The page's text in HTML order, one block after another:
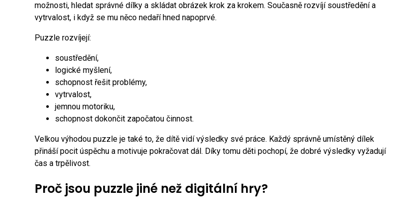
možnosti, hledat správné dílky a skládat obrázek krok za krokem. Současně rozvíjí soustředění a
vytrvalost, i když se mu něco nedaří hned napoprvé.
Puzzle rozvíjejí:
soustředění,
logické myšlení,
schopnost řešit problémy,
vytrvalost,
jemnou motoriku,
schopnost dokončit započatou činnost.
Velkou výhodou puzzle je také to, že dítě vidí výsledky své práce. Každý správně umístěný dílek
přináší pocit úspěchu a motivuje pokračovat dál. Díky tomu děti pochopí, že dobré výsledky vyžadují
čas a trpělivost.
Proč jsou puzzle jiné než digitální hry?